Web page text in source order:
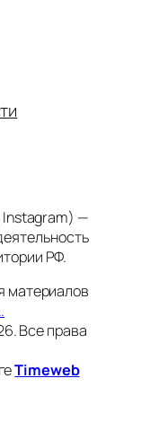
Instagram) —
РФ.
материалов
Все права
Timeweb